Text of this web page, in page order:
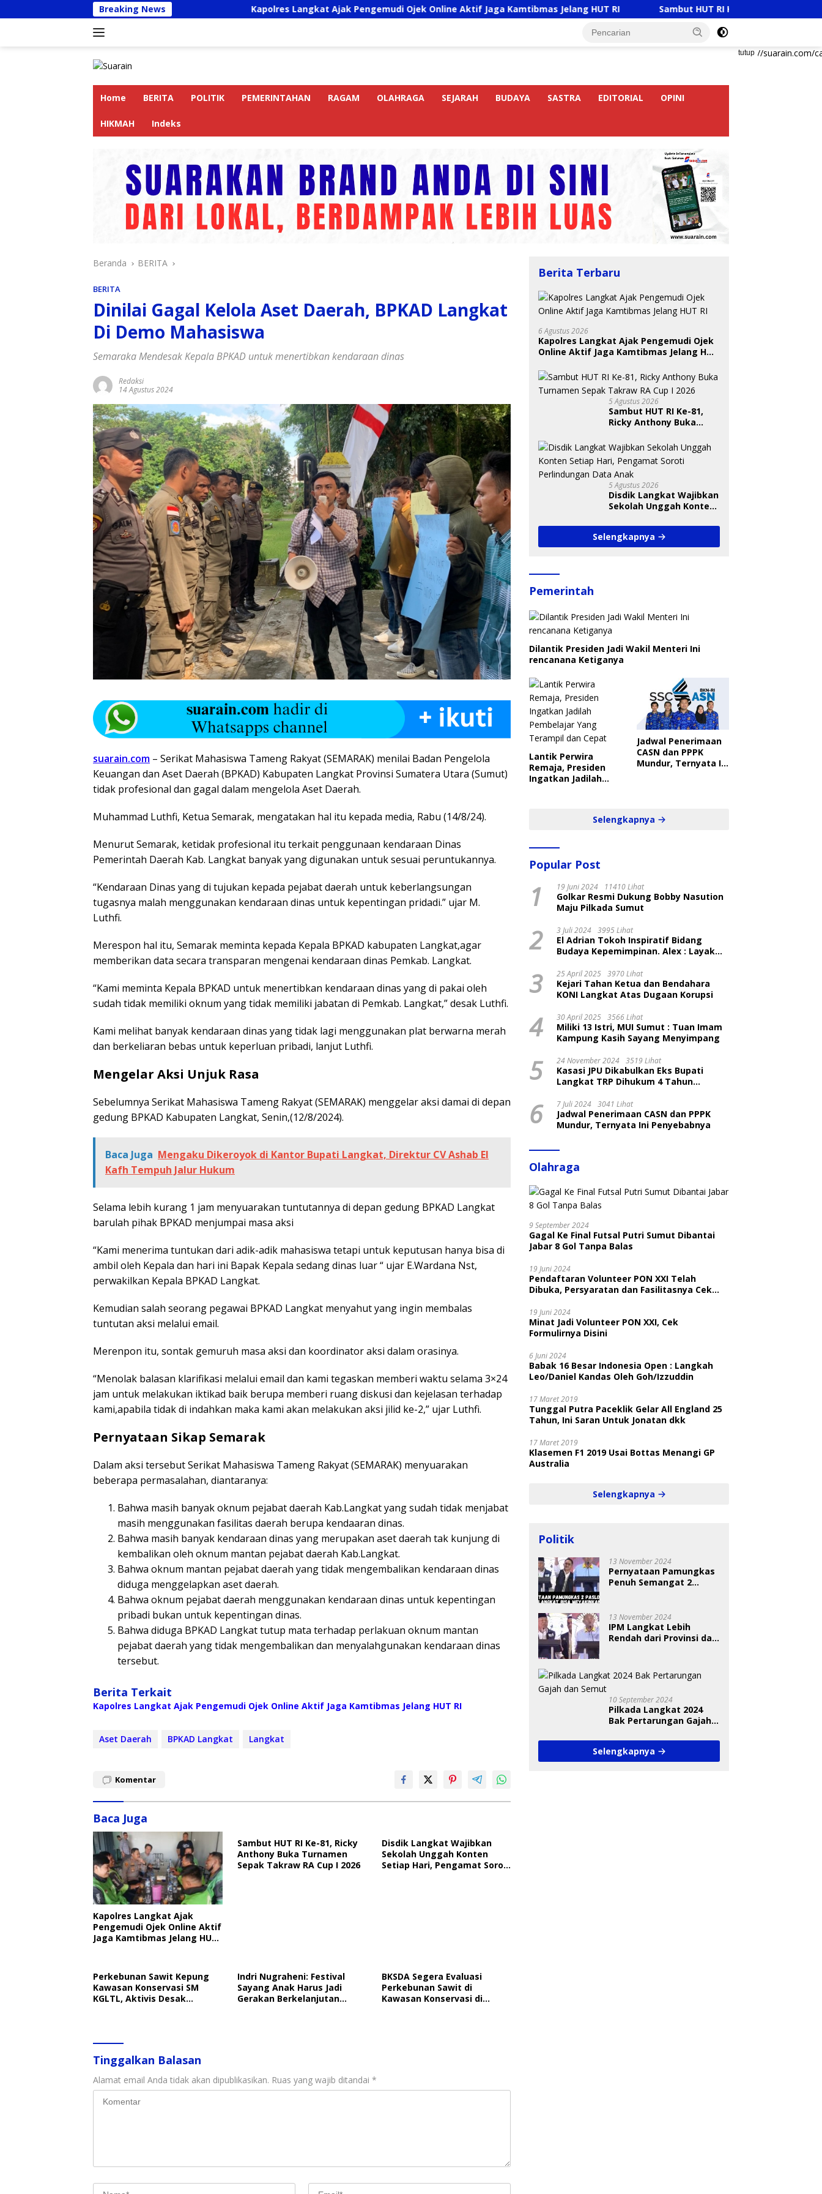
ke
Breaking News Kapolres Langkat Ajak Pengemudi Ojek Online Aktif Jaga Kamtibmas Jelang HUT RI Sambut HUT RI Ke-81, Ricky Anthony Buka Turnamen
tutup
https://suarain.com/
Home BERITA POLITIK PEMERINTAHAN RAGAM OLAHRAGA SEJARAH BUDAYA SASTRA EDITORIAL OPINI
HIKMAH Indeks
Beranda BERITA
BERITA
Dinilai Gagal Kelola Aset Daerah, BPKAD Langkat
Di Demo Mahasiswa
Semaraka Mendesak Kepala BPKAD untuk menertibkan kendaraan dinas
Redaksi
14 Agustus 2024
suarain.com – Serikat Mahasiswa Tameng Rakyat (SEMARAK) menilai Badan Pengelola
Keuangan dan Aset Daerah (BPKAD) Kabupaten Langkat Provinsi Sumatera Utara (Sumut)
tidak profesional dan gagal dalam mengelola Aset Daerah.
Muhammad Luthfi, Ketua Semarak, mengatakan hal itu kepada media, Rabu (14/8/24).
Menurut Semarak, ketidak profesional itu terkait penggunaan kendaraan Dinas
Pemerintah Daerah Kab. Langkat banyak yang digunakan untuk sesuai peruntukannya.
“Kendaraan Dinas yang di tujukan kepada pejabat daerah untuk keberlangsungan
tugasnya malah menggunakan kendaraan dinas untuk kepentingan pridadi.” ujar M.
Luthfi.
Merespon hal itu, Semarak meminta kepada Kepala BPKAD kabupaten Langkat,agar
memberikan data secara transparan mengenai kendaraan dinas Pemkab. Langkat.
“Kami meminta Kepala BPKAD untuk menertibkan kendaraan dinas yang di pakai oleh
sudah tidak memiliki oknum yang tidak memiliki jabatan di Pemkab. Langkat,” desak Luthfi.
Kami melihat banyak kendaraan dinas yang tidak lagi menggunakan plat berwarna merah
dan berkeliaran bebas untuk keperluan pribadi, lanjut Luthfi.
Mengelar Aksi Unjuk Rasa
Sebelumnya Serikat Mahasiswa Tameng Rakyat (SEMARAK) menggelar aksi damai di depan
gedung BPKAD Kabupaten Langkat, Senin,(12/8/2024).
Baca Juga Mengaku Dikeroyok di Kantor Bupati Langkat, Direktur CV Ashab El
Kafh Tempuh Jalur Hukum
Selama lebih kurang 1 jam menyuarakan tuntutannya di depan gedung BPKAD Langkat
barulah pihak BPKAD menjumpai masa aksi
“Kami menerima tuntukan dari adik-adik mahasiswa tetapi untuk keputusan hanya bisa di
ambil oleh Kepala dan hari ini Bapak Kepala sedang dinas luar “ ujar E.Wardana Nst,
perwakilkan Kepala BPKAD Langkat.
Kemudian salah seorang pegawai BPKAD Langkat menyahut yang ingin membalas
tuntutan aksi melalui email.
Merenpon itu, sontak gemuruh masa aksi dan koordinator aksi dalam orasinya.
“Menolak balasan klarifikasi melalui email dan kami tegaskan memberi waktu selama 3×24
jam untuk melakukan iktikad baik berupa memberi ruang diskusi dan kejelasan terhadap
kami,apabila tidak di indahkan maka kami akan melakukan aksi jilid ke-2,” ujar Luthfi.
Pernyataan Sikap Semarak
Dalam aksi tersebut Serikat Mahasiswa Tameng Rakyat (SEMARAK) menyuarakan
beberapa permasalahan, diantaranya:
Bahwa masih banyak oknum pejabat daerah Kab.Langkat yang sudah tidak menjabat
masih menggunakan fasilitas daerah berupa kendaaran dinas.
Bahwa masih banyak kendaraan dinas yang merupakan aset daerah tak kunjung di
kembalikan oleh oknum mantan pejabat daerah Kab.Langkat.
Bahwa oknum mantan pejabat daerah yang tidak mengembalikan kendaraan dinas
diduga menggelapkan aset daerah.
Bahwa oknum pejabat daerah menggunakan kendaraan dinas untuk kepentingan
pribadi bukan untuk kepentingan dinas.
Bahwa diduga BPKAD Langkat tutup mata terhadap perlakuan oknum mantan
pejabat daerah yang tidak mengembalikan dan menyalahgunakan kendaraan dinas
tersebut.
Berita Terkait
Kapolres Langkat Ajak Pengemudi Ojek Online Aktif Jaga Kamtibmas Jelang HUT RI
Aset Daerah BPKAD Langkat Langkat
Komentar
Baca Juga
Kapolres Langkat Ajak
Pengemudi Ojek Online Aktif
Jaga Kamtibmas Jelang HUT
Sambut HUT RI Ke-81, Ricky
Anthony Buka Turnamen
Sepak Takraw RA Cup I 2026
Disdik Langkat Wajibkan
Sekolah Unggah Konten
Setiap Hari, Pengamat Soroti
Perkebunan Sawit Kepung
Kawasan Konservasi SM
KGLTL, Aktivis Desak
Indri Nugraheni: Festival
Sayang Anak Harus Jadi
Gerakan Berkelanjutan
BKSDA Segera Evaluasi
Perkebunan Sawit di
Kawasan Konservasi di
Tinggalkan Balasan
Alamat email Anda tidak akan dipublikasikan. Ruas yang wajib ditandai *
Berita Terbaru
6 Agustus 2026
Kapolres Langkat Ajak Pengemudi Ojek
Online Aktif Jaga Kamtibmas Jelang HUT
5 Agustus 2026
Sambut HUT RI Ke-81,
Ricky Anthony Buka
Takraw RA Cup I 2026
5 Agustus 2026
Disdik Langkat Wajibkan
Sekolah Unggah Konten
Soroti Perlindungan
Data Anak
Selengkapnya
Pemerintah
Dilantik Presiden Jadi Wakil Menteri Ini
rencanana Ketiganya
Lantik Perwira
Remaja, Presiden
Ingatkan Jadilah
Jadwal Penerimaan
CASN dan PPPK
Mundur, Ternyata Ini
Selengkapnya
Popular Post
1 19 Juni 2024 11410 Lihat
Golkar Resmi Dukung Bobby Nasution
Maju Pilkada Sumut
2 3 Juli 2024 3995 Lihat
El Adrian Tokoh Inspiratif Bidang
Budaya Kepemimpinan. Alex : Layak
3 25 April 2025 3970 Lihat
Kejari Tahan Ketua dan Bendahara
KONI Langkat Atas Dugaan Korupsi
4 30 April 2025 3566 Lihat
Miliki 13 Istri, MUI Sumut : Tuan Imam
Kampung Kasih Sayang Menyimpang
5 24 November 2024 3519 Lihat
Kasasi JPU Dikabulkan Eks Bupati
Langkat TRP Dihukum 4 Tahun
6 7 Juli 2024 3041 Lihat
Jadwal Penerimaan CASN dan PPPK
Mundur, Ternyata Ini Penyebabnya
Olahraga
9 September 2024
Gagal Ke Final Futsal Putri Sumut Dibantai
Jabar 8 Gol Tanpa Balas
19 Juni 2024
Pendaftaran Volunteer PON XXI Telah
Dibuka, Persyaratan dan Fasilitasnya Cek
19 Juni 2024
Minat Jadi Volunteer PON XXI, Cek
Formulirnya Disini
6 Juni 2024
Babak 16 Besar Indonesia Open : Langkah
Leo/Daniel Kandas Oleh Goh/Izzuddin
17 Maret 2019
Tunggal Putra Paceklik Gelar All England 25
Tahun, Ini Saran Untuk Jonatan dkk
17 Maret 2019
Klasemen F1 2019 Usai Bottas Menangi GP
Australia
Selengkapnya
Politik
13 November 2024
Pernyataan Pamungkas
Penuh Semangat 2
13 November 2024
IPM Langkat Lebih
Rendah dari Provinsi dan
10 September 2024
Pilkada Langkat 2024
Bak Pertarungan Gajah
Selengkapnya